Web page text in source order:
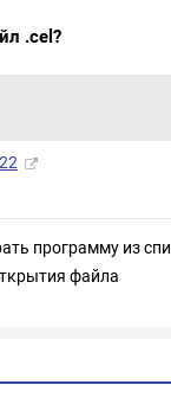
.cel?
программу из
файла